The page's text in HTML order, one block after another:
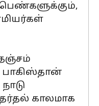
தஞ்சம்
பாகிஸ்தான்
காலமாக